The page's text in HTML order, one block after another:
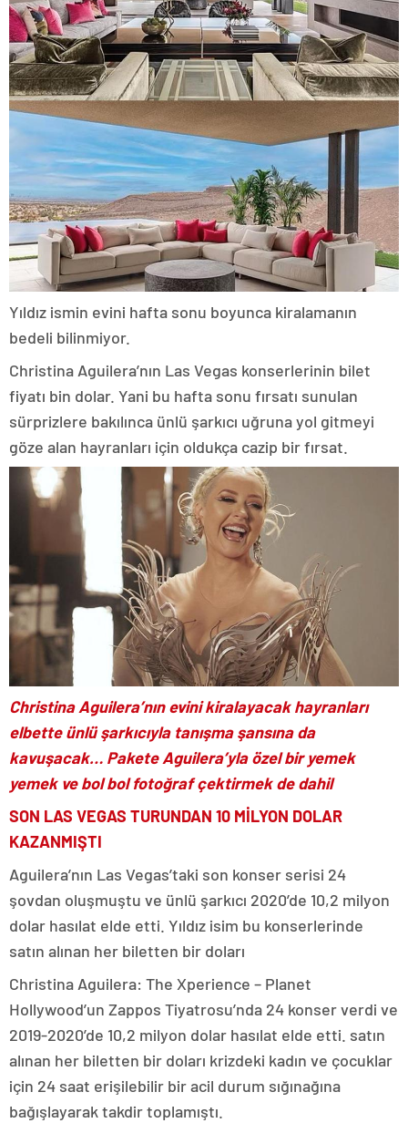
Yıldız ismin evini hafta sonu boyunca kiralamanın
bedeli bilinmiyor.
Christina Aguilera’nın Las Vegas konserlerinin bilet
fiyatı bin dolar. Yani bu hafta sonu fırsatı sunulan
sürprizlere bakılınca ünlü şarkıcı uğruna yol gitmeyi
göze alan hayranları için oldukça cazip bir fırsat.
Christina Aguilera’nın evini kiralayacak hayranları
elbette ünlü şarkıcıyla tanışma şansına da
kavuşacak… Pakete Aguilera’yla özel bir yemek
yemek ve bol bol fotoğraf çektirmek de dahil
SON LAS VEGAS TURUNDAN 10 MİLYON DOLAR
KAZANMIŞTI
Aguilera’nın Las Vegas’taki son konser serisi 24
şovdan oluşmuştu ve ünlü şarkıcı 2020’de 10,2 milyon
dolar hasılat elde etti. Yıldız isim bu konserlerinde
satın alınan her biletten bir doları
Christina Aguilera: The Xperience – Planet
Hollywood’un Zappos Tiyatrosu’nda 24 konser verdi ve
2019-2020’de 10,2 milyon dolar hasılat elde etti. satın
alınan her biletten bir doları krizdeki kadın ve çocuklar
için 24 saat erişilebilir bir acil durum sığınağına
bağışlayarak takdir toplamıştı.